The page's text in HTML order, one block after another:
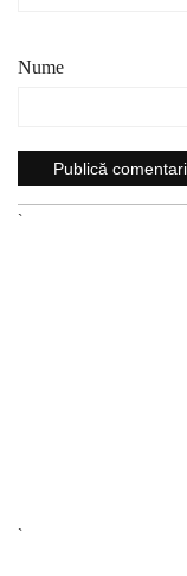
Nume
`
`